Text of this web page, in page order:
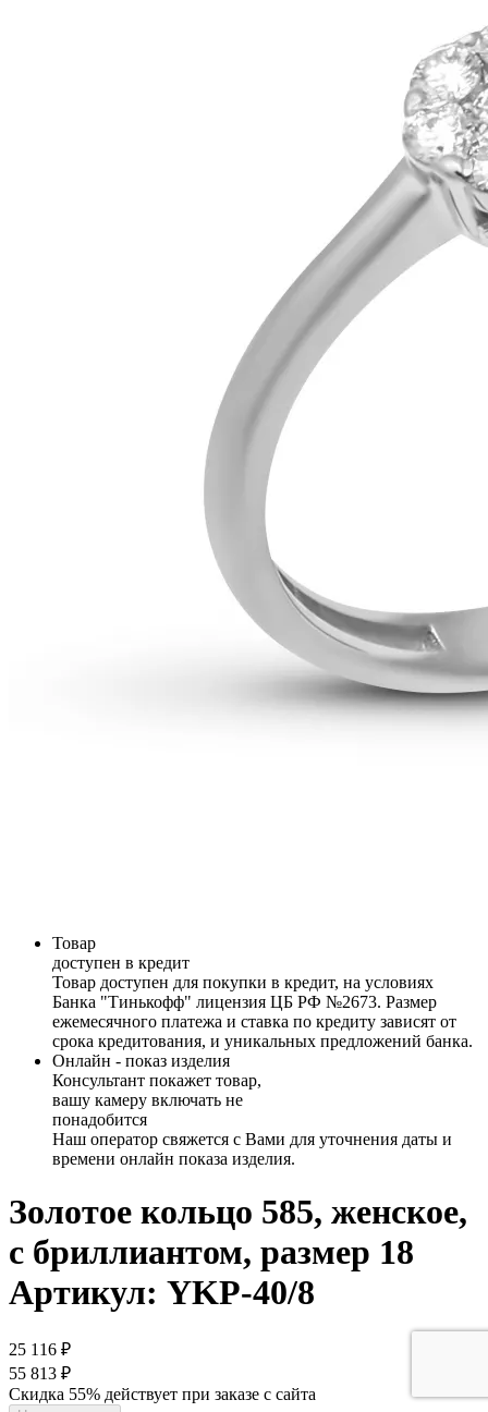
Товар
доступен в кредит
Товар доступен для покупки в кредит, на условиях
Банка "Тинькофф" лицензия ЦБ РФ №2673. Размер
ежемесячного платежа и ставка по кредиту зависят от
срока кредитования, и уникальных предложений банка.
Онлайн - показ изделия
Консультант покажет товар,
вашу камеру включать не
понадобится
Наш оператор свяжется с Вами для уточнения даты и
времени онлайн показа изделия.
Золотое кольцо 585, женское,
с бриллиантом, размер 18
Артикул: YKP-40/8
25 116 ₽
55 813 ₽
Скидка 55% действует при заказе с сайта